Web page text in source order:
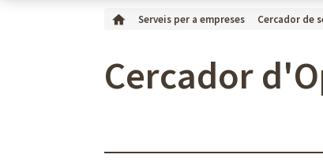
Serveis per a empreses Cercador de
Cercador